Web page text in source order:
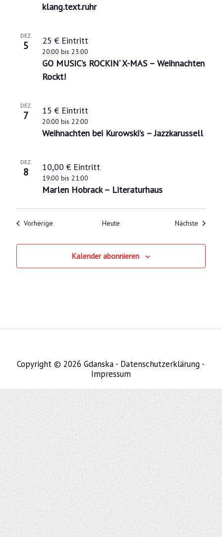
klang.text.ruhr
DEZ.
5
GO MUSIC’s ROCKIN‘ X-MAS – Weihnachten
Rockt!
20:00 bis 23:00
25 € Eintritt
DEZ.
7
Weihnachten bei Kurowski’s – Jazzkarussell
20:00 bis 22:00
15 € Eintritt
DEZ.
8
Marlen Hobrack – Literaturhaus
19:00 bis 21:00
10,00 € Eintritt
VorherigeVeranstaltungen Heute Nächste
Kalender abonnieren
Copyright © 2026Gdanska - Datenschutzerklärung -
Impressum